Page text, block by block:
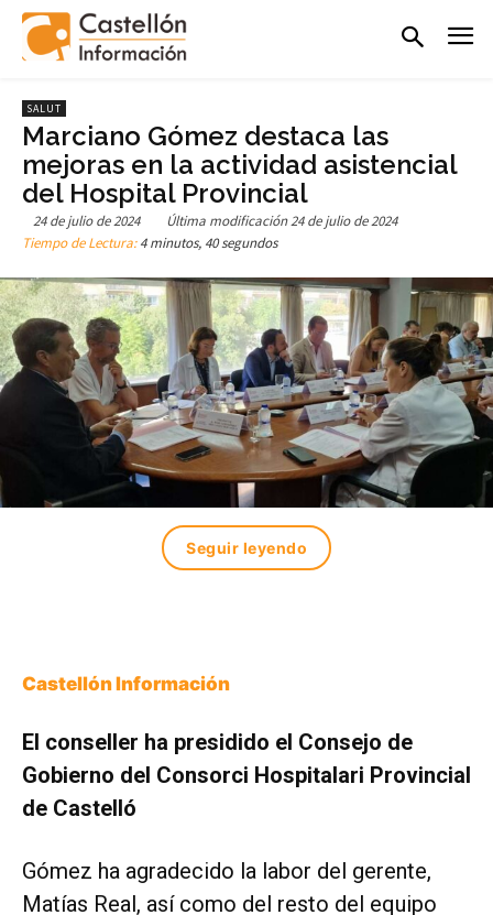
SALUT
Marciano Gómez destaca las
mejoras en la actividad asistencial
del Hospital Provincial
24 de julio de 2024 Última modificación24 de julio de 2024
Tiempo de Lectura:4 minutos, 40 segundos
Seguir leyendo
Castellón Información
El conseller ha presidido el Consejo de
Gobierno del Consorci Hospitalari Provincial
de Castelló
Gómez ha agradecido la labor del gerente,
Matías Real, así como del resto del equipo